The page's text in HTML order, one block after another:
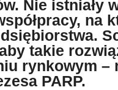
Nie istniały
na
takie
rynkowym –
PARP.